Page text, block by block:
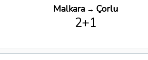
Malkara→ Çorlu
2+1